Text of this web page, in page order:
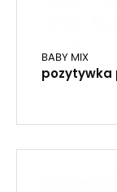
BABY MIX
pozytywka